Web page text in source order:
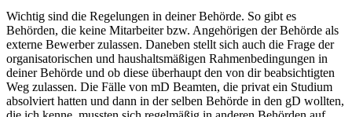
Wichtig sind die Regelungen in deiner Behörde. So gibt es
Behörden, die keine Mitarbeiter bzw. Angehörigen der Behörde als
externe Bewerber zulassen. Daneben stellt sich auch die Frage der
organisatorischen und haushaltsmäßigen Rahmenbedingungen in
deiner Behörde und ob diese überhaupt den von dir beabsichtigten
Weg zulassen. Die Fälle von mD Beamten, die privat ein Studium
absolviert hatten und dann in der selben Behörde in den gD wollten,